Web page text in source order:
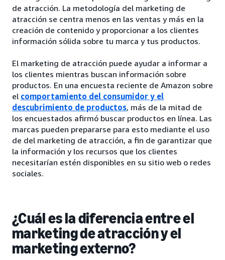
de atracción. La metodología del marketing de
atracción se centra menos en las ventas y más en la
creación de contenido y proporcionar a los clientes
información sólida sobre tu marca y tus productos.
El marketing de atracción puede ayudar a informar a
los clientes mientras buscan información sobre
productos. En una encuesta reciente de Amazon sobre
el comportamiento del consumidor y el
descubrimiento de productos, más de la mitad de
los encuestados afirmó buscar productos en línea. Las
marcas pueden prepararse para esto mediante el uso
de del marketing de atracción, a fin de garantizar que
la información y los recursos que los clientes
necesitarían estén disponibles en su sitio web o redes
sociales.
¿Cuál es la diferencia entre el
marketing de atracción y el
marketing externo?